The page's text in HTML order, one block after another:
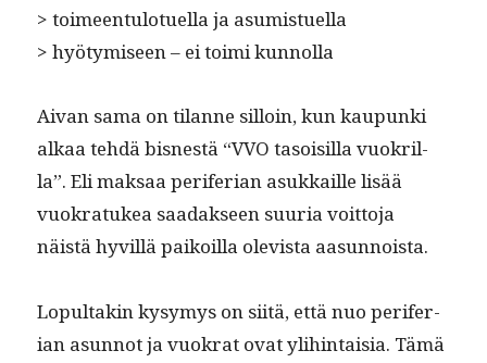
> toimeen­tu­lotuel­la ja asumistuella
> hyö­tymiseen – ei toi­mi kunnolla
Aivan sama on tilanne sil­loin, kun kaupun­ki
alkaa tehdä bisnestä “VVO tasoisil­la vuokril­
la”. Eli mak­saa per­ifer­ian asukkaille lisää
vuokratukea saadak­seen suuria voit­to­ja
näistä hyvil­lä paikoil­la ole­vista aasunnoista.
Lop­ul­takin kysymys on siitä, että nuo per­ifer­
ian asun­not ja vuokrat ovat yli­hin­taisia. Tämä